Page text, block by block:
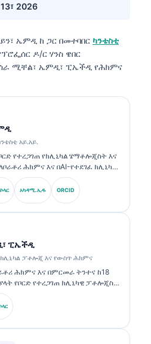
2026
ኤምዲ ከ ጋር በመተባበር ካንቴስቲ
ዶ/ር ሃንስ ዌበር
ሚቸል፣ ኤምዲ፣ ፒኤችዲ የሕክምና
አይ.አይ.
የተረጋገጠ የክሊኒካል ሄማቶሎጂስት እና
ሕክምና እና በAI-የተደገፈ ክሊኒካል
ልምድ አለው። በKantesti AI ውስጥ
የባለቤትነት የነርቭ ኔትወርክ የሕክምና
ክትትል ያደርጋል። ዶ/ር ክላይን
አካዳሚ.ኢዱ ORCID
ፒኤችዲ
ፓቶሎጂ እና የውስጥ ሕክምና
ሕክምና እና በምርመራ ትንተና ከ18
የቦርድ የተረጋገጠ ክሊኒካዊ ፓቶሎጂስት
ልዩ ማረጋገጫዎችን ትይዛለች እና
በላቦራቶሪ ትንተና ላይ በክሊኒካዊ ልምምድ